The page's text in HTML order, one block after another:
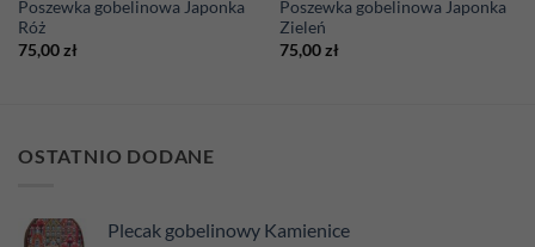
Poszewka gobelinowa Japonka
Róż
75,00zł
Poszewka gobelinowa Japonka
Zieleń
75,00zł
OSTATNIO DODANE
Plecak gobelinowy Kamienice